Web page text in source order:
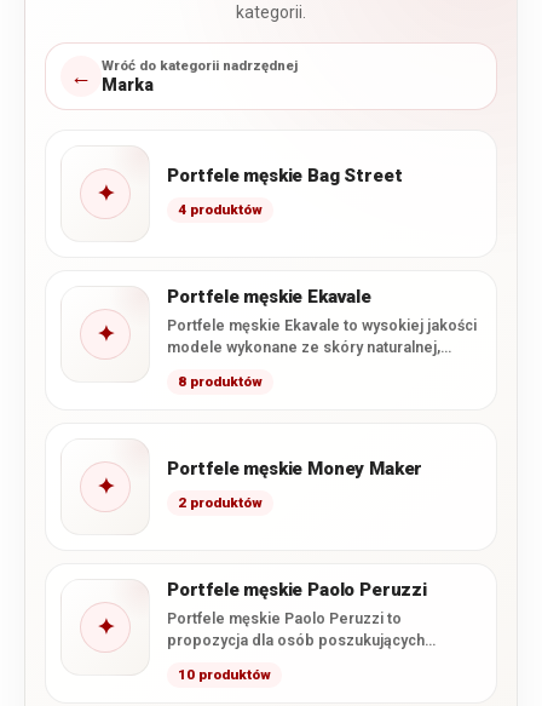
kategorii.
← Wróć do kategorii nadrzędnej
Marka
✦
Portfele męskie Bag Street
4 produktów
✦
Portfele męskie Ekavale
Portfele męskie Ekavale to wysokiej jakości
modele wykonane ze skóry naturalnej,
charakterystycznym…
8 produktów
✦
Portfele męskie Money Maker
2 produktów
✦
Portfele męskie Paolo Peruzzi
Portfele męskie Paolo Peruzzi to
propozycja dla osób poszukujących
funkcjonalnego wnętrza i starannego…
10 produktów